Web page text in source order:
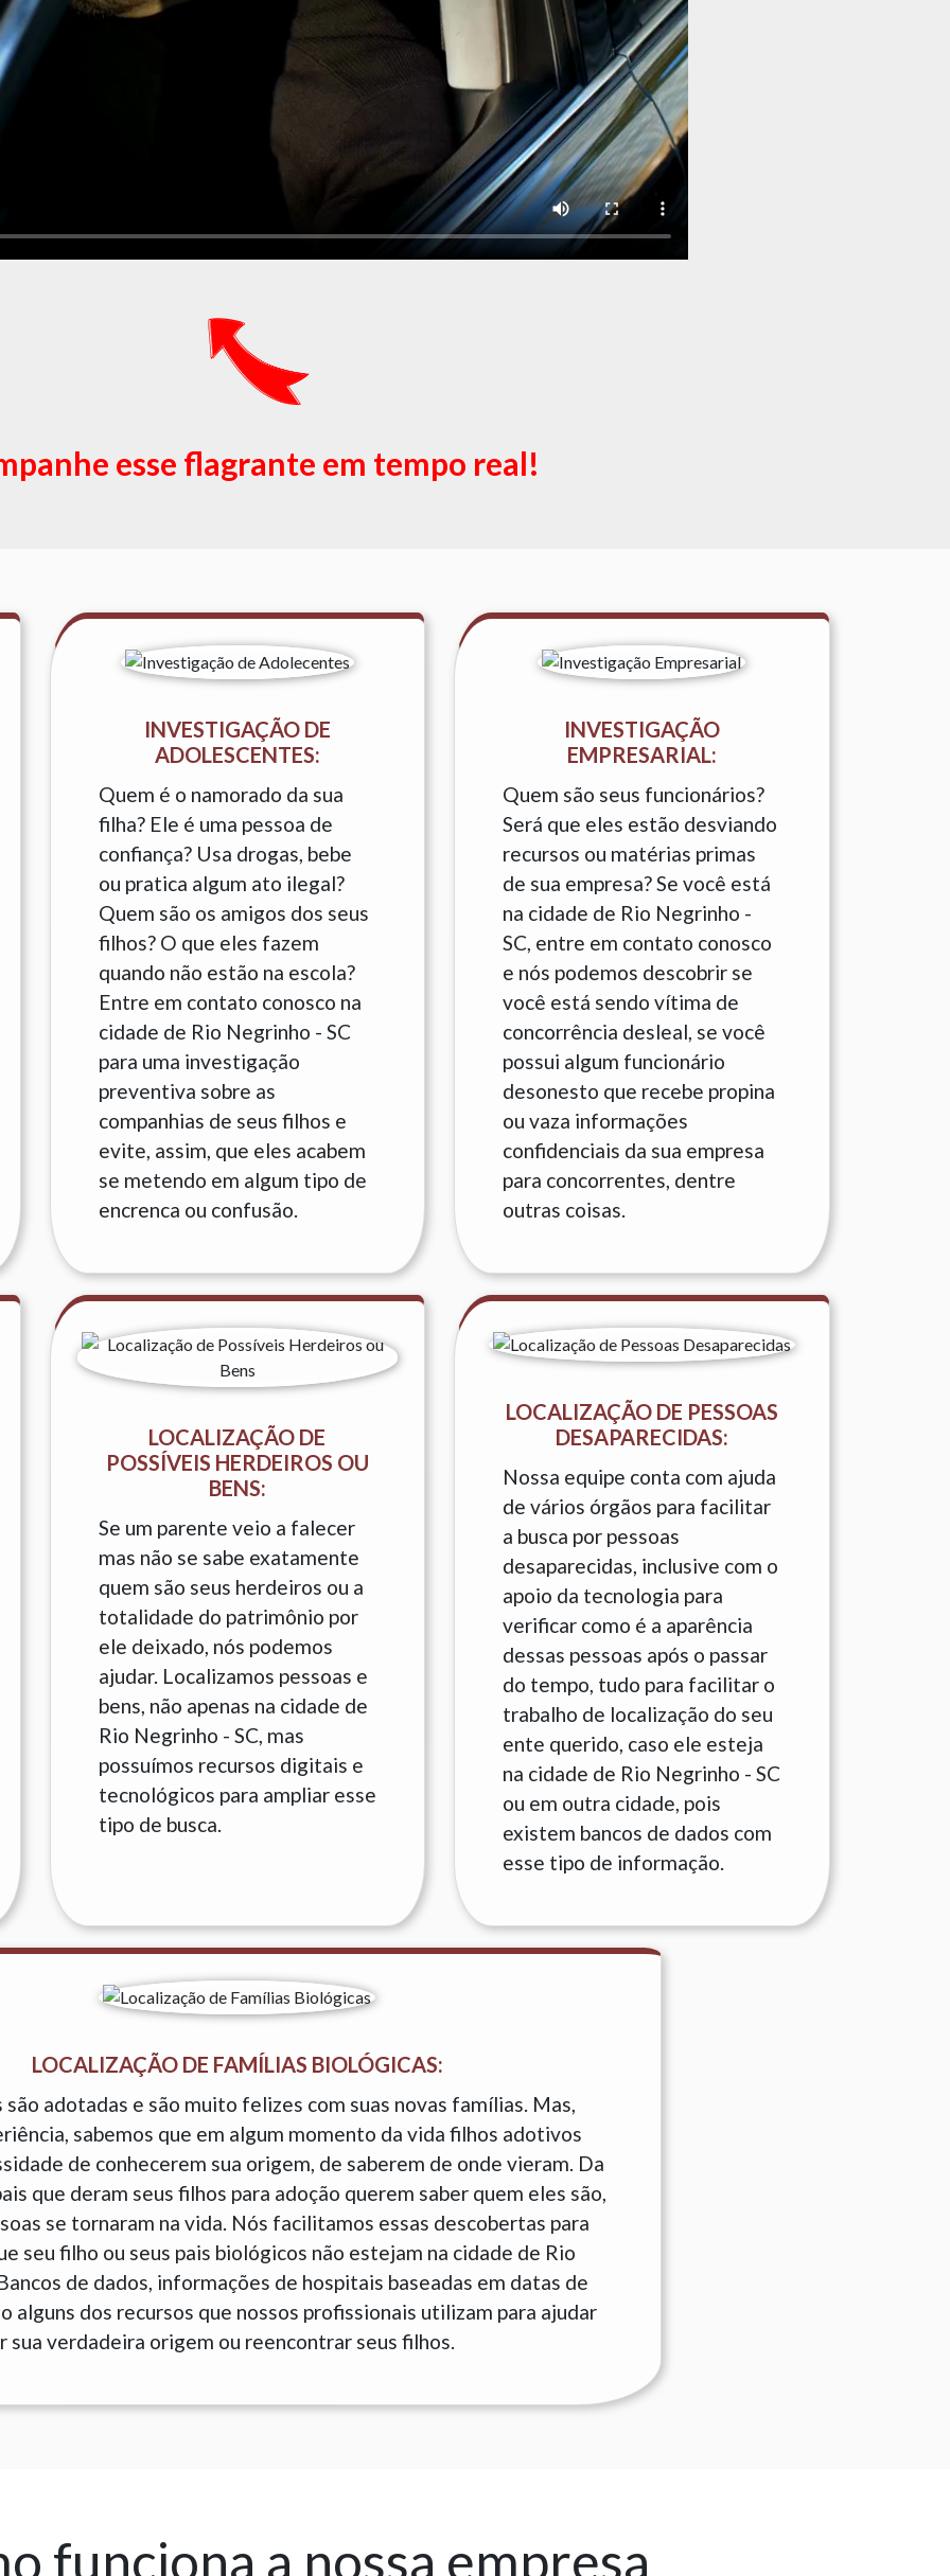
esse flagrante em tempo real!
INVESTIGAÇÃO DE
ADOLESCENTES:
Quem é o namorado da sua
filha? Ele é uma pessoa de
confiança? Usa drogas, bebe
ou pratica algum ato ilegal?
Quem são os amigos dos seus
filhos? O que eles fazem
quando não estão na escola?
Entre em contato conosco na
cidade de Rio Negrinho - SC
para uma investigação
preventiva sobre as
companhias de seus filhos e
evite, assim, que eles acabem
se metendo em algum tipo de
encrenca ou confusão.
INVESTIGAÇÃO
EMPRESARIAL:
Quem são seus funcionários?
Será que eles estão desviando
recursos ou matérias primas
de sua empresa? Se você está
na cidade de Rio Negrinho -
SC, entre em contato conosco
e nós podemos descobrir se
você está sendo vítima de
concorrência desleal, se você
possui algum funcionário
desonesto que recebe propina
ou vaza informações
confidenciais da sua empresa
para concorrentes, dentre
outras coisas.
LOCALIZAÇÃO DE
POSSÍVEIS HERDEIROS OU
BENS:
Se um parente veio a falecer
mas não se sabe exatamente
quem são seus herdeiros ou a
totalidade do patrimônio por
ele deixado, nós podemos
ajudar. Localizamos pessoas e
bens, não apenas na cidade de
Rio Negrinho - SC, mas
possuímos recursos digitais e
tecnológicos para ampliar esse
tipo de busca.
LOCALIZAÇÃO DE PESSOAS
DESAPARECIDAS:
Nossa equipe conta com ajuda
de vários órgãos para facilitar
a busca por pessoas
desaparecidas, inclusive com o
apoio da tecnologia para
verificar como é a aparência
dessas pessoas após o passar
do tempo, tudo para facilitar o
trabalho de localização do seu
ente querido, caso ele esteja
na cidade de Rio Negrinho - SC
ou em outra cidade, pois
existem bancos de dados com
esse tipo de informação.
LOCALIZAÇÃO DE FAMÍLIAS BIOLÓGICAS:
adotadas e são muito felizes com suas novas famílias. Mas,
sabemos que em algum momento da vida filhos adotivos
de conhecerem sua origem, de saberem de onde vieram. Da
que deram seus filhos para adoção querem saber quem eles são,
se tornaram na vida. Nós facilitamos essas descobertas para
seu filho ou seus pais biológicos não estejam na cidade de Rio
de dados, informações de hospitais baseadas em datas de
alguns dos recursos que nossos profissionais utilizam para ajudar
sua verdadeira origem ou reencontrar seus filhos.
funciona a nossa empresa